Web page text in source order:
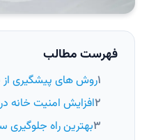
فهرست مطالب
روش های پیشگیری
افزایش امنیت خانه
بهترین راه